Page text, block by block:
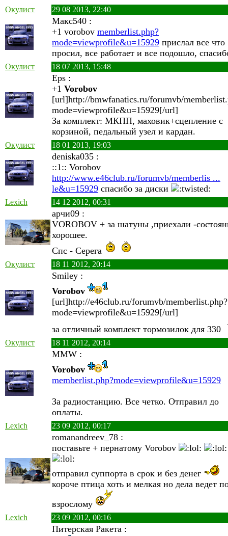
Окулист 29 08 2013, 22:40
Макс540 :
+1 vorobov memberlist.php?
mode=viewprofile&u=15929 прислал все что
просил, все работает и все подошло,
Окулист 18 07 2013, 15:48
Eps :
+1 Vorobov
[url]http://bmwfanatics.ru/forumvb/
mode=viewprofile&u=15929[/url]
За комплект: МКПП, маховик+сцепление с
корзиной, педальный узел и кардан.
Окулист 18 01 2013, 19:03
deniska035 :
::1:: Vorobov
http://www.e46club.ru/forumvb/memberlis ...
le&u=15929 спасибо за диски
Lexich 14 12 2012, 00:31
арчи09 :
VOROBOV + за шатуны ,приехали -
хорошее.
Спс - Серега
Окулист 18 11 2012, 20:14
Smiley :
Vorobov
[url]http://e46club.ru/forumvb/memberlist.php?
mode=viewprofile&u=15929[/url]
за отличный комплект тормозилок для 330
Окулист 18 11 2012, 20:14
MMW :
Vorobov
memberlist.php?mode=viewprofile&u=15929
За радиостанцию. Все четко. Отправил до
оплаты.
Lexich 23 09 2012, 00:17
romanandreev_78 :
поставьте + пернатому Vorobov
отправил суппорта в срок и без денег
короче птица хоть и мелкая но дела ведет
взрослому
Lexich 23 09 2012, 00:16
Питерская Ракета :